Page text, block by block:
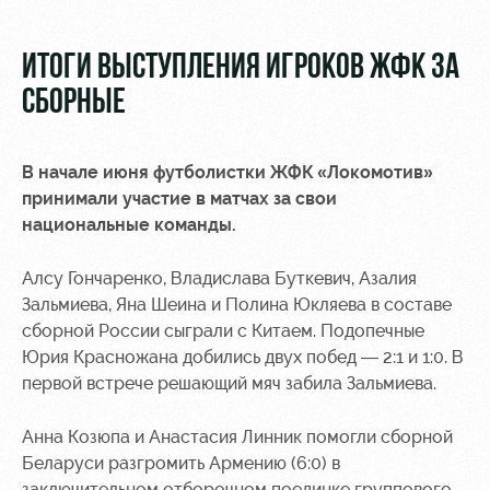
Фото
РЖД
Арена
Организация
мероприятий
Аренда
полей
площадей
Ледовый
Локо
Старт
Локо-Лето
Академия
Как
поступить
Контакты
Информация
для
Банковская
карта
«Локомотив»
Заставки
Программа
лояльности
ИТОГИ ВЫСТУПЛЕНИЯ ИГРОКОВ ЖФК ЗА
СБОРНЫЕ
В начале июня футболистки ЖФК «Локомотив»
принимали участие в матчах за свои
национальные команды.
Алсу Гончаренко, Владислава Буткевич, Азалия
Зальмиева, Яна Шеина и Полина Юкляева в составе
сборной России сыграли с Китаем. Подопечные
Юрия Красножана добились двух побед — 2:1 и 1:0. В
первой встрече решающий мяч забила Зальмиева.
Анна Козюпа и Анастасия Линник помогли сборной
Беларуси разгромить Армению (6:0) в